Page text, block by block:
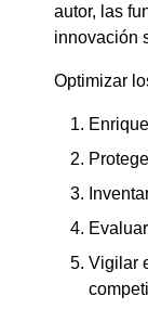
autor, las
innovación
Optimizar
Vigilar